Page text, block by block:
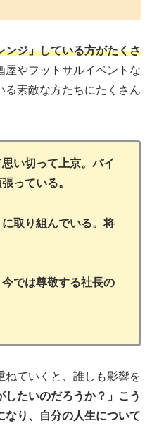
ンジ」している方がたくさ
屋やフットサルイベントな
る素敵な方たちにたくさん
い切って上京。バイ
っている。
取り組んでいる。将
では尊敬する社長の
ねていくと、誰しも影響を
したいのだろうか？」こう
なり、自分の人生について